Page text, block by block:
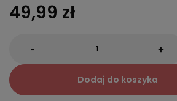
49,99 zł
- +
Dodaj do koszyka